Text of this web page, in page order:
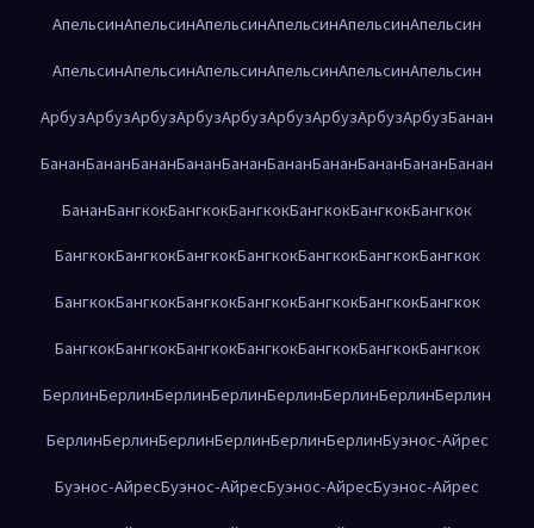
АпельсинАпельсинАпельсинАпельсинАпельсинАпельсин
АпельсинАпельсинАпельсинАпельсинАпельсинАпельсин
АрбузАрбузАрбузАрбузАрбузАрбузАрбузАрбузАрбузБанан
БананБананБананБананБананБананБананБананБананБанан
БананБангкокБангкокБангкокБангкокБангкокБангкок
БангкокБангкокБангкокБангкокБангкокБангкокБангкок
БангкокБангкокБангкокБангкокБангкокБангкокБангкок
БангкокБангкокБангкокБангкокБангкокБангкокБангкок
БерлинБерлинБерлинБерлинБерлинБерлинБерлинБерлин
БерлинБерлинБерлинБерлинБерлинБерлинБуэнос-Айрес
Буэнос-АйресБуэнос-АйресБуэнос-АйресБуэнос-Айрес